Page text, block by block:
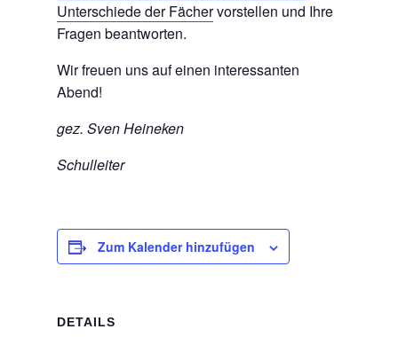
Unterschiede der Fächervorstellen und Ihre
Fragen beantworten.
Wir freuen uns auf einen interessanten
Abend!
gez. Sven Heineken
Schulleiter
Zum Kalender hinzufügen
DETAILS